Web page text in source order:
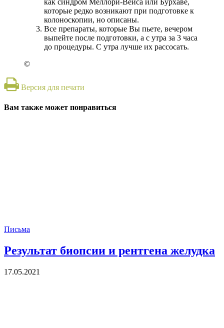
как синдром Меллори-Вейса или Бурхаве,
которые редко возникают при подготовке к
колоноскопии, но описаны.
Все препараты, которые Вы пьете, вечером
выпейте после подготовки, а с утра за 3 часа
до процедуры. С утра лучше их рассосать.
©
Версия для печати
Вам также может понравиться
Письма
Результат биопсии и рентгена желудка
17.05.2021